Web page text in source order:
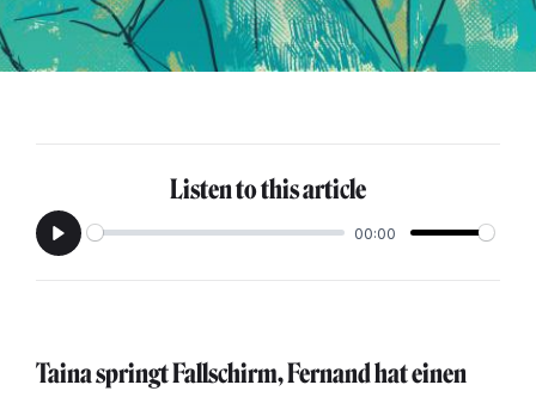
Listen to this article
Play
00:00
Taina springt Fallschirm, Fernand hat einen